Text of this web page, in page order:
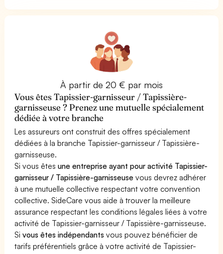
À partir de 20 € par mois
Vous êtes Tapissier-garnisseur / Tapissière-
garnisseuse ? Prenez une mutuelle spécialement
dédiée à votre branche
Les assureurs ont construit des offres spécialement
dédiées à la branche Tapissier-garnisseur / Tapissière-
garnisseuse.
Si vous êtesune entreprise ayant pour activité Tapissier-
garnisseur / Tapissière-garnisseuse vous devrez adhérer
à une mutuelle collective respectant votre convention
collective. SideCare vous aide à trouver la meilleure
assurance respectant les conditions légales liées à votre
activité de Tapissier-garnisseur / Tapissière-garnisseuse.
Sivous êtes indépendants vous pouvez bénéficier de
tarifs préférentiels grâce à votre activité de Tapissier-